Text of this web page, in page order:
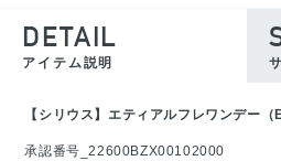
DETAIL
アイテム説明
【シリウス】エティアルフレワンデー
承認番号_22600BZX00102000